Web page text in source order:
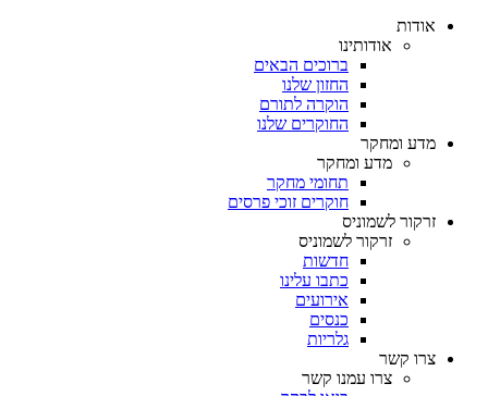
אודות
אודותינו
ברוכים הבאים
החזון שלנו
הוקרה לתורם
החוקרים שלנו
מדע ומחקר
מדע ומחקר
תחומי מחקר
חוקרים זוכי פרסים
זרקור לשמוניס
זרקור לשמוניס
חדשות
כתבו עלינו
אירועים
כנסים
גלריות
צרו קשר
צרו עמנו קשר